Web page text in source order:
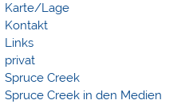
Karte/Lage
Kontakt
Links
privat
Spruce Creek
Spruce Creek in den Medien